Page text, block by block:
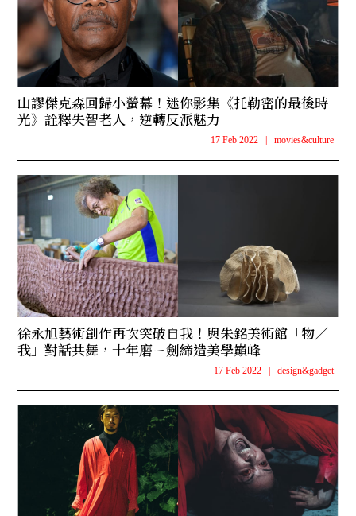
山謬傑克森回歸小螢幕！迷你影集《托勒密的最後時
光》詮釋失智老人，逆轉反派魅力
17 Feb 2022 movies&culture
徐永旭藝術創作再次突破自我！與朱銘美術館「物／
我」對話共舞，十年磨ㄧ劍締造美學巔峰
17 Feb 2022 design&gadget